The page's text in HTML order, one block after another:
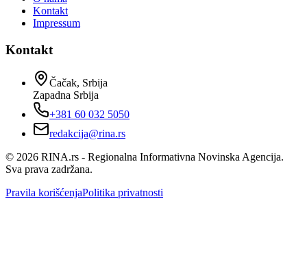
Kontakt
Impressum
Kontakt
Čačak, Srbija
Zapadna Srbija
+381 60 032 5050
redakcija@rina.rs
© 2026 RINA.rs - Regionalna Informativna Novinska Agencija.
Sva prava zadržana.
Pravila korišćenjaPolitika privatnosti